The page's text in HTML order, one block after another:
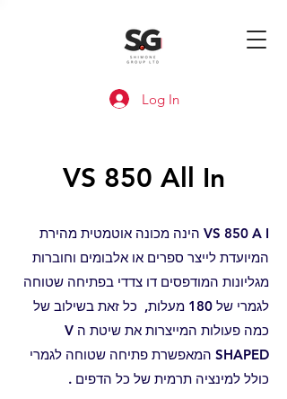
Log In
VS 850 All In
VS 850 A I הינה מכונה אוטמטית מהירת
המיועדת לייצר ספרים או אלבומים וחוברות
מגליונות המודפסים דו צדדי בפתיחה שטוחה
לגמרי של 180 מעלות, כל זאת בשילוב של
כמה פעולות המייצרות את שיטת ה V
SHAPED המאפשרת פתיחה שטוחה לגמרי
כולל למינציה תרמית של כל הדפים .